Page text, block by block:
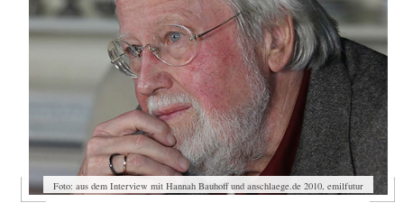
Foto: aus dem Interview mit Hannah Bauhoff und anschlaege.de 2010, emilfutur